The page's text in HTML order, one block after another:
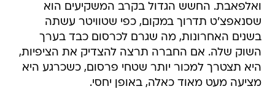
ואלפאבת. החשש הגדול בקרב המשקיעים הוא
שסנאפצ'ט תדרוך במקום, כפי שטוויטר עשתה
בשנים האחרונות, מה שגרם לכרסום כבד בערך
השוק שלה. אם החברה תרצה להצדיק את הציפיות,
היא תצטרך למכור יותר שטחי פרסום, כשכרגע היא
מציעה מעט מאוד כאלה, באופן יחסי.